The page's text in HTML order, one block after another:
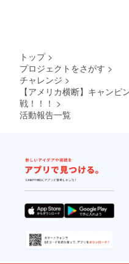
トップ >
プロジェクトをさがす >
チャレンジ >
【アメリカ横断】キャン
戦！！！ >
活動報告一覧